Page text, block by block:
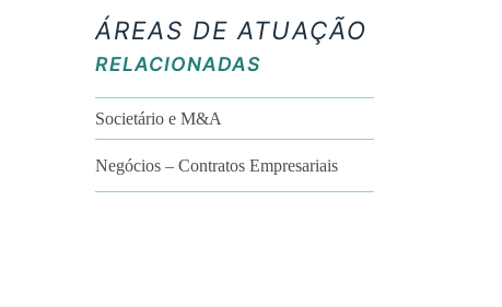
ÁREAS DE ATUAÇÃO
RELACIONADAS
Societário e M&A
Negócios – Contratos Empresariais